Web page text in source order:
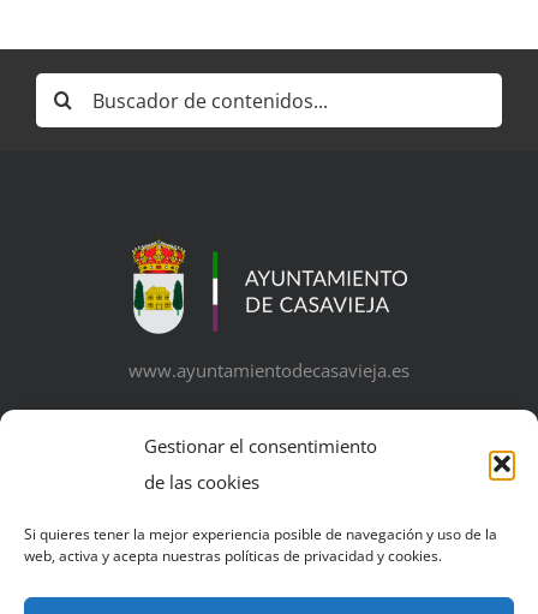
Gestionar el consentimiento
de las cookies
Si quieres tener la mejor experiencia posible de navegación y uso de la
web, activa y acepta nuestras políticas de privacidad y cookies.
Buscar:
www.ayuntamientodecasavieja.es
© Copyright 2026 | Excelentísimo Ayuntamiento de
Casavieja | Todos los derechos reservados | Powered by
Business+ Media